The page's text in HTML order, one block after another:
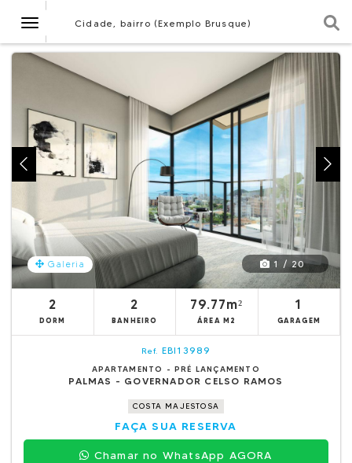
NavegaçãoCidade, bairro (Exemplo Brusque)
Galeria 1 / 20
2
DORM
2
BANHEIRO
79.77m²
ÁREA M2
1
GARAGEM
Ref. EBI13989
APARTAMENTO - PRÉ LANÇAMENTO
PALMAS - GOVERNADOR CELSO RAMOS
COSTA MAJESTOSA
FAÇA SUA RESERVA
Chamar no WhatsApp AGORA